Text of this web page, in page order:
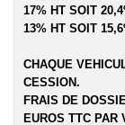
17% HT SOIT
13% HT SOIT
CHAQUE
CESSION.
FRAIS DE
EUROS TTC PAR